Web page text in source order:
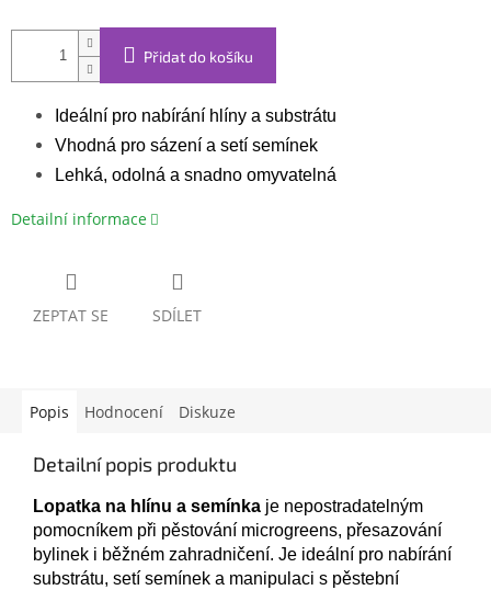
Přidat do košíku
Ideální pro nabírání hlíny a substrátu
Vhodná pro sázení a setí semínek
Lehká, odolná a snadno omyvatelná
Detailní informace
ZEPTAT SE SDÍLET
Popis Hodnocení Diskuze
Detailní popis produktu
Lopatka na hlínu a semínka je nepostradatelným
pomocníkem při pěstování microgreens, přesazování
bylinek i běžném zahradničení. Je ideální pro nabírání
substrátu, setí semínek a manipulaci s pěstební